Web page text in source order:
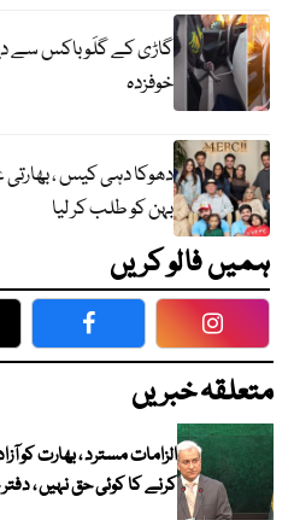
گاڑی کے گلَو باکس سے
خوفزدہ
دھوکا دہی کیس ،
بہن کو طلب کر لیا
ہمیں فالو کریں
Facebook
متعلقہ خبریں
الزامات مسترد ، بھارت کو
کرنے کا کوئی حق نہیں ،